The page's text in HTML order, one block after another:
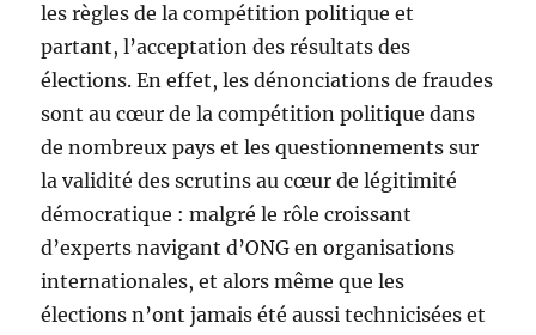
les règles de la compétition politique et
partant, l’acceptation des résultats des
élections. En effet, les dénonciations de fraudes
sont au cœur de la compétition politique dans
de nombreux pays et les questionnements sur
la validité des scrutins au cœur de légitimité
démocratique : malgré le rôle croissant
d’experts navigant d’ONG en organisations
internationales, et alors même que les
élections n’ont jamais été aussi technicisées et